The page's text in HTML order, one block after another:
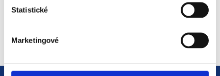
Statistické
Marketingové